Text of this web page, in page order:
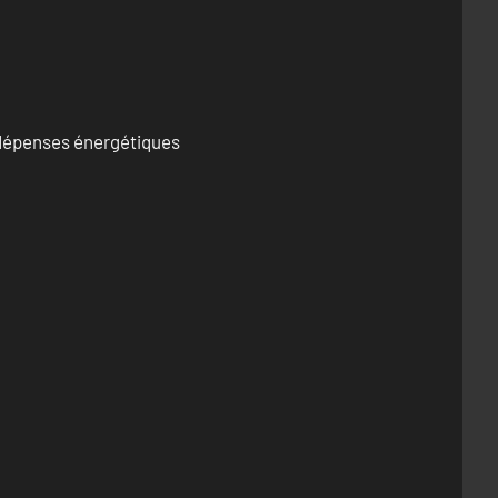
énergétiques